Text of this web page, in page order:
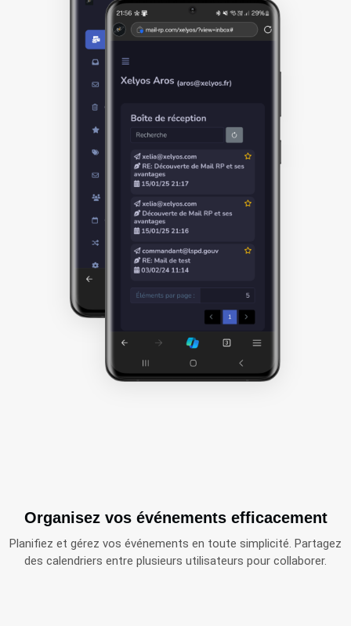
Organisez vos événements efficacement
Planifiez et gérez vos événements en toute simplicité. Partagez
des calendriers entre plusieurs utilisateurs pour collaborer.